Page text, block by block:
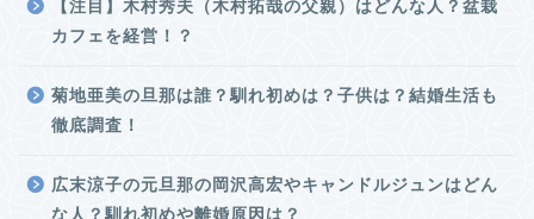
【注目】木村秀夫（木村拓哉の父親）はどんな人？盆栽
カフェを経営！？
菊地亜美の旦那は誰？馴れ初めは？子供は？結婚生活も
徹底調査！
広末涼子の元旦那の岡沢高宏やキャンドルジュンはどん
な人？馴れ初めや離婚原因は？